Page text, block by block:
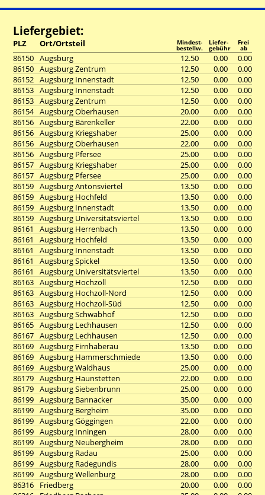
Liefergebiet:
PLZ Ort/Ortsteil Mindest-
bestellw.
Liefer-
gebühr
Frei
ab
86150 Augsburg 12.50 0.00
0.00
86150 Augsburg Zentrum 12.50 0.00
0.00
86152 Augsburg Innenstadt 12.50 0.00
0.00
86153 Augsburg Innenstadt 12.50 0.00
0.00
86153 Augsburg Zentrum 12.50 0.00
0.00
86154 Augsburg Oberhausen 20.00 0.00
0.00
86156 Augsburg Bärenkeller 22.00 0.00
0.00
86156 Augsburg Kriegshaber 25.00 0.00
0.00
86156 Augsburg Oberhausen 22.00 0.00
0.00
86156 Augsburg Pfersee 25.00 0.00
0.00
86157 Augsburg Kriegshaber 25.00 0.00
0.00
86157 Augsburg Pfersee 25.00 0.00
0.00
86159 Augsburg Antonsviertel 13.50 0.00
0.00
86159 Augsburg Hochfeld 13.50 0.00
0.00
86159 Augsburg Innenstadt 13.50 0.00
0.00
86159 Augsburg Universitätsviertel 13.50 0.00
0.00
86161
Augsburg Herrenbach 13.50 0.00
0.00
86161
Augsburg Hochfeld 13.50 0.00
0.00
86161
Augsburg Innenstadt 13.50 0.00
0.00
86161
Augsburg Spickel 13.50 0.00
0.00
86161
Augsburg Universitätsviertel 13.50 0.00
0.00
86163 Augsburg Hochzoll 12.50 0.00
0.00
86163 Augsburg Hochzoll-Nord 12.50 0.00
0.00
86163 Augsburg Hochzoll-Süd 12.50 0.00
0.00
86163 Augsburg Schwabhof 12.50 0.00
0.00
86165 Augsburg Lechhausen 12.50 0.00
0.00
86167 Augsburg Lechhausen 12.50 0.00
0.00
86169 Augsburg Firnhaberau 13.50 0.00
0.00
86169 Augsburg Hammerschmiede 13.50 0.00
0.00
86169 Augsburg Waldhaus 25.00 0.00
0.00
86179 Augsburg Haunstetten 22.00 0.00
0.00
86179 Augsburg Siebenbrunn 25.00 0.00
0.00
86199 Augsburg Bannacker 35.00 0.00
0.00
86199 Augsburg Bergheim 35.00 0.00
0.00
86199 Augsburg Göggingen 22.00 0.00
0.00
86199 Augsburg Inningen 28.00 0.00
0.00
86199 Augsburg Neubergheim 28.00 0.00
0.00
86199 Augsburg Radau 25.00 0.00
0.00
86199 Augsburg Radegundis 28.00 0.00
0.00
86199 Augsburg Wellenburg 28.00 0.00
0.00
86316
Friedberg 20.00 0.00
0.00